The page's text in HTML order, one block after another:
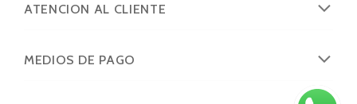
ATENCION AL CLIENTE
MEDIOS DE PAGO